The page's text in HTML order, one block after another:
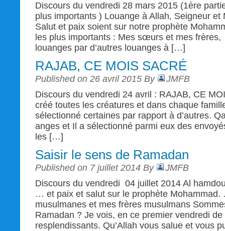
Discours du vendredi 28 mars 2015 (1ère
plus importants ) Louange à Allah, Seigneur
Salut et paix soient sur notre prophète
les plus importants : Mes sœurs et mes
louanges par d’autres louanges à […]
RAJAB, CE MOIS SACRÉ
Published on 26 avril 2015 By
JMFB
Discours du vendredi 24 avril : RAJAB, CE
créé toutes les créatures et dans chaque
sélectionné certaines par rapport à d’autres.
anges et Il a sélectionné parmi eux des
les […]
Saisir le sens de Ramadan
Published on 7 juillet 2014 By
JMFB
Discours du vendredi 04 juillet 2014 Al
… et paix et salut sur le prophète
musulmanes et mes frères musulmans
Ramadan ? Je vois, en ce premier vendredi
resplendissants. Qu’Allah vous salue et vous